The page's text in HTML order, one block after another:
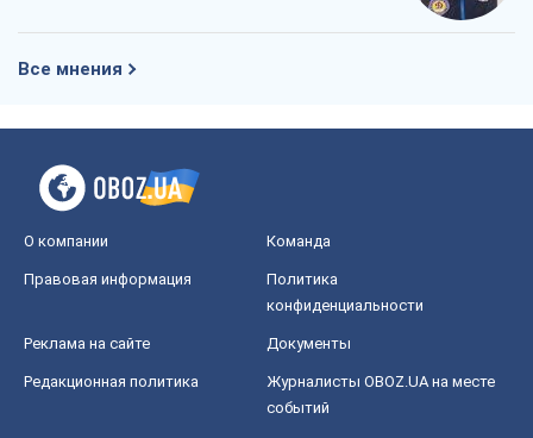
Все мнения
О компании Команда
Правовая информация
Политика
конфиденциальности
Реклама на сайте Документы
Редакционная политика
Журналисты OBOZ.UA на месте
событий